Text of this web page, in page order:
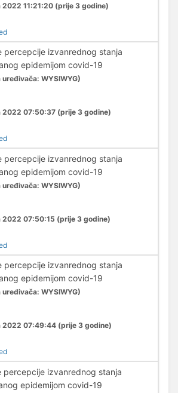
2022 11:21:20 (prije 3 godine)
percepcije izvanrednog stanja
epidemijom covid-19
WYSIWYG)
2022 07:50:37 (prije 3 godine)
percepcije izvanrednog stanja
epidemijom covid-19
WYSIWYG)
2022 07:50:15 (prije 3 godine)
percepcije izvanrednog stanja
epidemijom covid-19
WYSIWYG)
2022 07:49:44 (prije 3 godine)
percepcije izvanrednog stanja
epidemijom covid-19